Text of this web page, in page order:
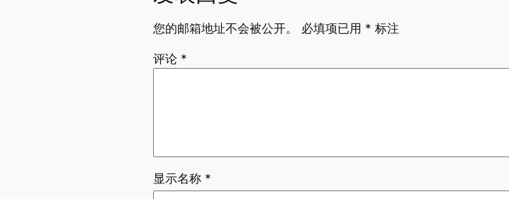
您的邮箱地址不会被公开。 必填项已用 * 标注
评论 *
显示名称 *